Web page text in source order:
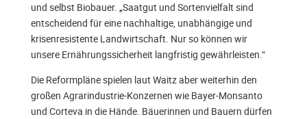
und selbst Biobauer. „Saatgut und Sortenvielfalt sind
entscheidend für eine nachhaltige, unabhängige und
krisenresistente Landwirtschaft. Nur so können wir
unsere Ernährungssicherheit langfristig gewährleisten.“
Die Reformpläne spielen laut Waitz aber weiterhin den
großen Agrarindustrie-Konzernen wie Bayer-Monsanto
und Corteva in die Hände. Bäuerinnen und Bauern dürfen